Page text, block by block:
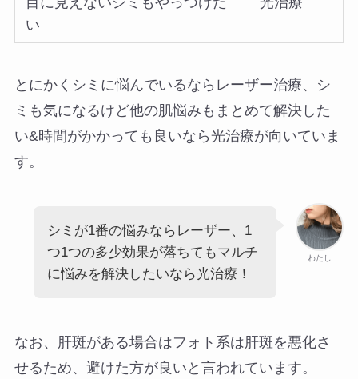
い
とにかくシミに悩んでいるならレーザー治療、シ
ミも気になるけど他の肌悩みもまとめて解決した
い&時間がかかっても良いなら光治療が向いていま
す。
わたし
シミが1番の悩みならレーザー、1
つ1つの多少効果が落ちてもマルチ
に悩みを解決したいなら光治療！
なお、肝斑がある場合はフォト系は肝斑を悪化さ
せるため、避けた方が良いと言われています。